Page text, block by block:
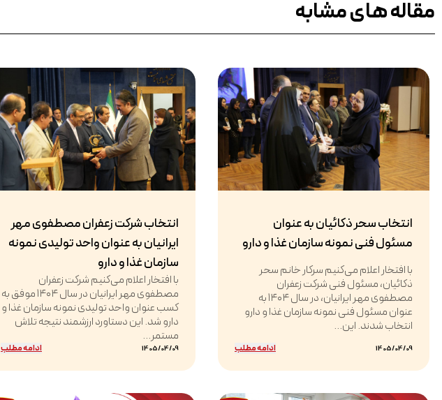
مقاله های مشابه
انتخاب سحر ذکائیان به عنوان
مسئول فنی نمونه سازمان غذا و دارو
با افتخار اعلام می‌کنیم سرکار خانم سحر
ذکائیان، مسئول فنی شرکت زعفران
مصطفوی مهر ایرانیان، در سال ۱۴۰۴ به
عنوان مسئول فنی نمونه سازمان غذا و دارو
انتخاب شدند. این...
1405/04/09 ادامه مطلب
انتخاب شرکت زعفران مصطفوی مهر
ایرانیان به عنوان واحد تولیدی نمونه
سازمان غذا و دارو
با افتخار اعلام می‌کنیم شرکت زعفران
مصطفوی مهر ایرانیان در سال ۱۴۰۴ موفق به
کسب عنوان واحد تولیدی نمونه سازمان غذا و
دارو شد. این دستاورد ارزشمند نتیجه تلاش
مستمر...
1405/04/09 ادامه مطلب